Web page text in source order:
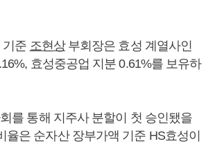
기준 조현상부회장은 효성 계열사인
효성중공업 지분 0.61%를 보유하
를 통해 지주사 분할이 첫 승인됐을
율은 순자산 장부가액 기준 HS효성이